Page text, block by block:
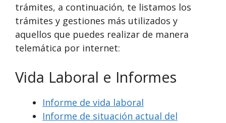
trámites, a continuación, te listamos los
trámites y gestiones más utilizados y
aquellos que puedes realizar de manera
telemática por internet:
Vida Laboral e Informes
Informe de vida laboral
Informe de situación actual del